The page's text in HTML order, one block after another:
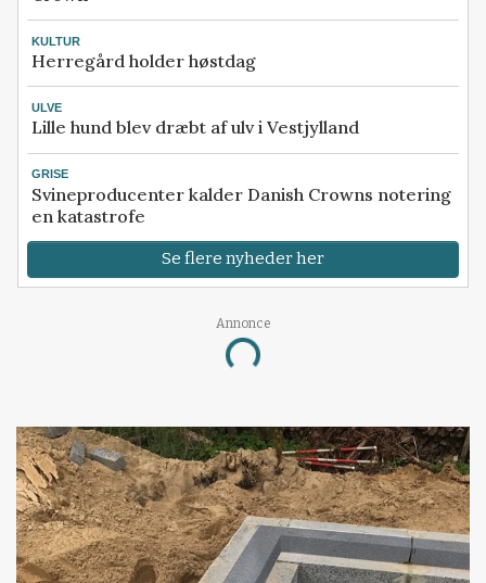
KULTUR
Herregård holder høstdag
ULVE
Lille hund blev dræbt af ulv i Vestjylland
GRISE
Svineproducenter kalder Danish Crowns notering
en katastrofe
Se flere nyheder her
Annonce
Loading...